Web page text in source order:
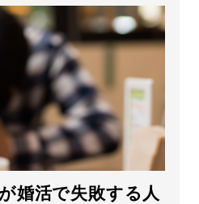
婚活で失敗する人